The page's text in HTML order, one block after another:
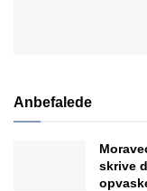
Anbefalede
skrive